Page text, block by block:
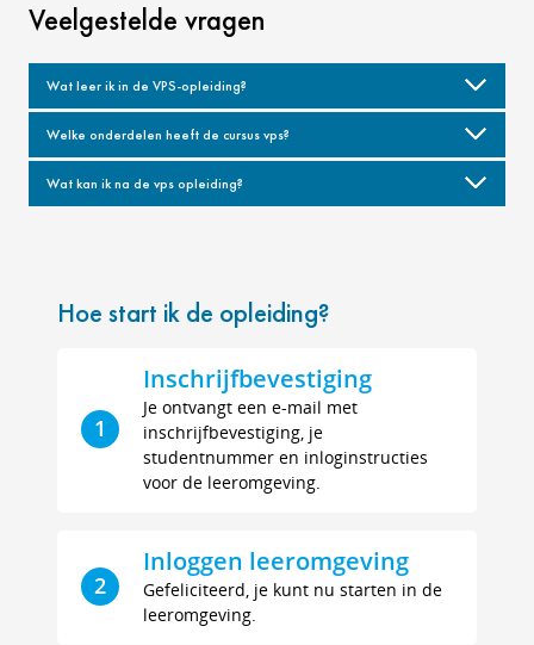
Veelgestelde vragen
Wat leer ik in de VPS-opleiding?
Welke onderdelen heeft de cursus vps?
Wat kan ik na de vps opleiding?
Hoe start ik de opleiding?
1
Inschrijfbevestiging
Je ontvangt een e-mail met
inschrijfbevestiging, je
studentnummer en inloginstructies
voor de leeromgeving.
2
Inloggen leeromgeving
Gefeliciteerd, je kunt nu starten in de
leeromgeving.